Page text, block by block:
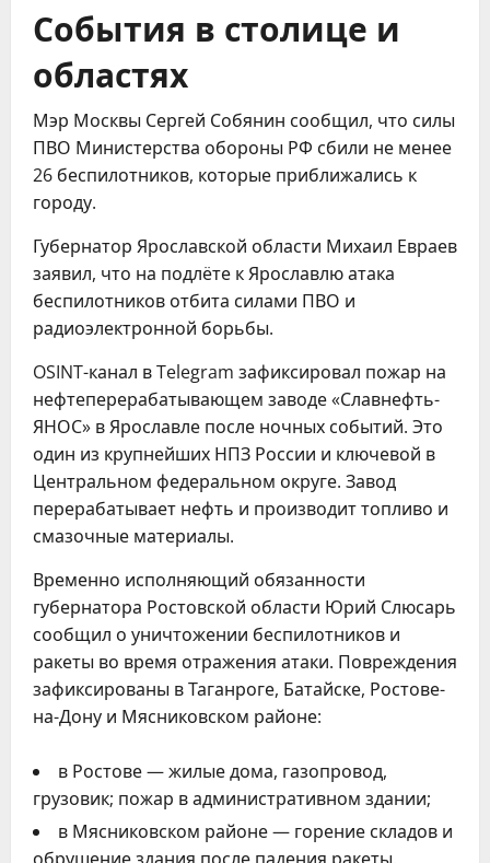
События в столице и
областях
Мэр Москвы Сергей Собянин сообщил, что силы
ПВО Министерства обороны РФ сбили не менее
26 беспилотников, которые приближались к
городу.
Губернатор Ярославской области Михаил Евраев
заявил, что на подлёте к Ярославлю атака
беспилотников отбита силами ПВО и
радиоэлектронной борьбы.
OSINT-канал в Telegram зафиксировал пожар на
нефтеперерабатывающем заводе «Славнефть-
ЯНОС» в Ярославле после ночных событий. Это
один из крупнейших НПЗ России и ключевой в
Центральном федеральном округе. Завод
перерабатывает нефть и производит топливо и
смазочные материалы.
Временно исполняющий обязанности
губернатора Ростовской области Юрий Слюсарь
сообщил о уничтожении беспилотников и
ракеты во время отражения атаки. Повреждения
зафиксированы в Таганроге, Батайске, Ростове-
на-Дону и Мясниковском районе:
в Ростове — жилые дома, газопровод,
грузовик; пожар в административном здании;
в Мясниковском районе — горение складов и
обрушение здания после падения ракеты.